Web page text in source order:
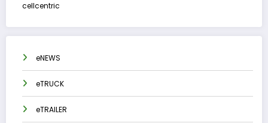
cellcentric
eNEWS
eTRUCK
eTRAILER